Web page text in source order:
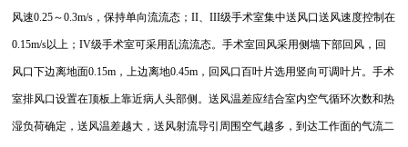
风速0.25～0.3m/s，保持单向流流态；II、III级手术室集中送风口送风速度控制在
0.15m/s以上；IV级手术室可采用乱流流态。手术室回风采用侧墙下部回风，回
风口下边离地面0.15m，上边离地0.45m，回风口百叶片选用竖向可调叶片。手术
室排风口设置在顶板上靠近病人头部侧。送风温差应结合室内空气循环次数和热
湿负荷确定，送风温差越大，送风射流导引周围空气越多，到达工作面的气流二